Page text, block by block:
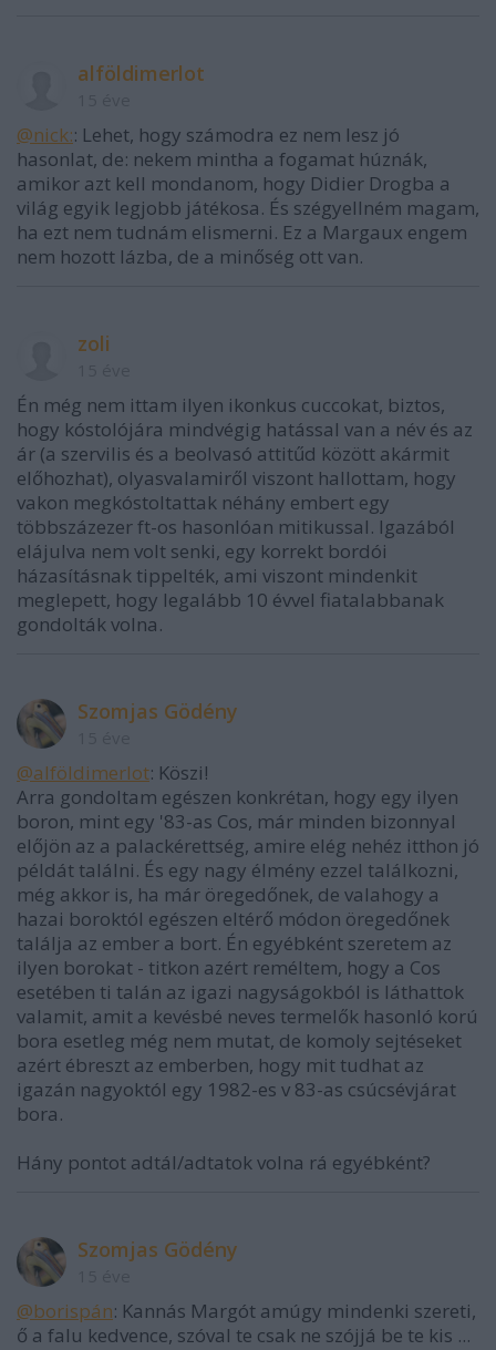
alföldimerlot
@nick:: Lehet, hogy számodra ez nem lesz jó
hasonlat, de: nekem mintha a fogamat húznák,
amikor azt kell mondanom, hogy Didier Drogba a
világ egyik legjobb játékosa. És szégyellném magam,
ha ezt nem tudnám elismerni. Ez a Margaux engem
nem hozott lázba, de a minőség ott van.
zoli
Én még nem ittam ilyen ikonkus cuccokat, biztos,
hogy kóstolójára mindvégig hatással van a név és az
ár (a szervilis és a beolvasó attitűd között akármit
előhozhat), olyasvalamiről viszont hallottam, hogy
vakon megkóstoltattak néhány embert egy
többszázezer ft-os hasonlóan mitikussal. Igazából
elájulva nem volt senki, egy korrekt bordói
házasításnak tippelték, ami viszont mindenkit
meglepett, hogy legalább 10 évvel fiatalabbanak
gondolták volna.
Szomjas Gödény
@alföldimerlot: Köszi!
Arra gondoltam egészen konkrétan, hogy egy ilyen
boron, mint egy '83-as Cos, már minden bizonnyal
előjön az a palackérettség, amire elég nehéz itthon jó
példát találni. És egy nagy élmény ezzel találkozni,
még akkor is, ha már öregedőnek, de valahogy a
hazai boroktól egészen eltérő módon öregedőnek
találja az ember a bort. Én egyébként szeretem az
ilyen borokat - titkon azért reméltem, hogy a Cos
esetében ti talán az igazi nagyságokból is láthattok
valamit, amit a kevésbé neves termelők hasonló korú
bora esetleg még nem mutat, de komoly sejtéseket
azért ébreszt az emberben, hogy mit tudhat az
igazán nagyoktól egy 1982-es v 83-as csúcsévjárat
bora.
Hány pontot adtál/adtatok volna rá egyébként?
Szomjas Gödény
@borispán: Kannás Margót amúgy mindenki szereti,
ő a falu kedvence, szóval te csak ne szójjá be te kis ...